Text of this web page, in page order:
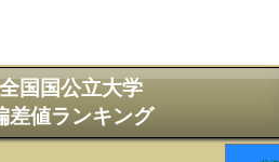
全国国公立大学
差値ランキング